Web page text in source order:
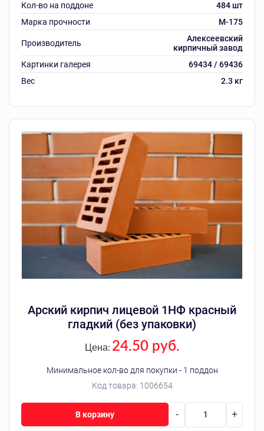
Кол-во на поддоне
484 шт
Марка прочности
M-175
Производитель
Алексеевский
кирпичный завод
Картинки галерея
69434 / 69436
Вес
2.3 кг
Арский кирпич лицевой 1НФ красный
гладкий (без упаковки)
Код товара: 1006654
Цена: 24.50 руб.
Минимальное кол-во для покупки - 1 поддон
- +
В корзину